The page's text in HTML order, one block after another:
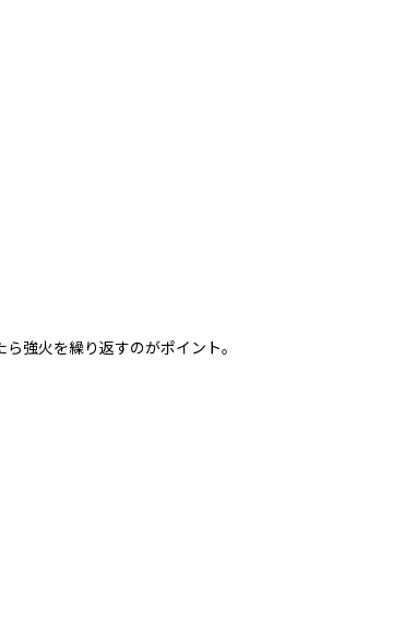
強火を繰り返すのがポイント。